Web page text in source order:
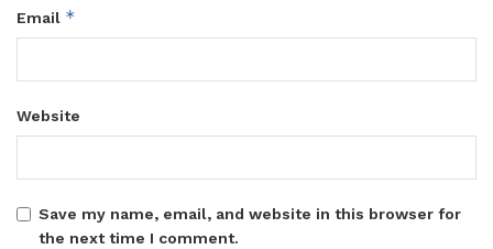
Email *
Website
Save my name, email, and website in this browser for
the next time I comment.